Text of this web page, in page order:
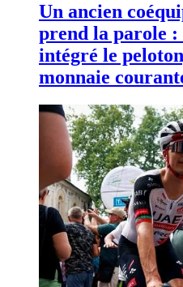
Un ancien
prend la parole :
intégré le
monnaie